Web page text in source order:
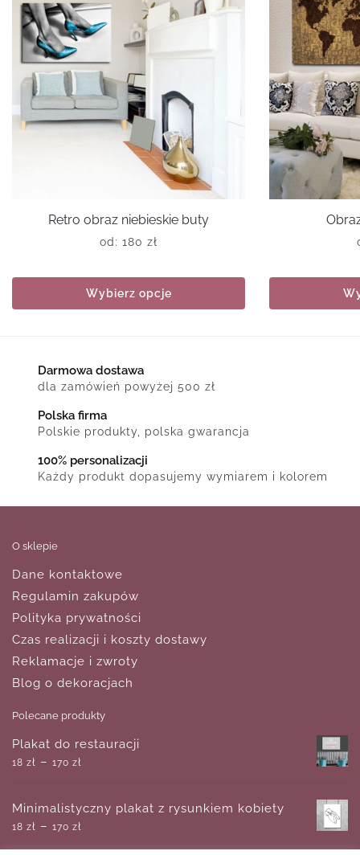
Retro obraz niebieskie buty
od: 180 zł
Wybierz opcje
Darmowa dostawa
dla zamówień powyżej 500 zł
Polska firma
Polskie produkty, polska gwarancja
100% personalizacji
Każdy produkt dopasujemy wymiarem i kolorem
O sklepie
Dane kontaktowe
Regulamin zakupów
Polityka prywatności
Czas realizacji i koszty dostawy
Reklamacje i zwroty
Blog o dekoracjach
Polecane produkty
Plakat do restauracji
18 zł – 170 zł
Minimalistyczny plakat z rysunkiem kobiety
18 zł – 170 zł